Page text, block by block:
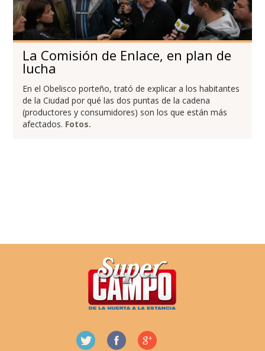
La Comisión de Enlace, en plan de
lucha
En el Obelisco porteño, trató de explicar a los habitantes
de la Ciudad por qué las dos puntas de la cadena
(productores y consumidores) son los que están más
afectados. Fotos.